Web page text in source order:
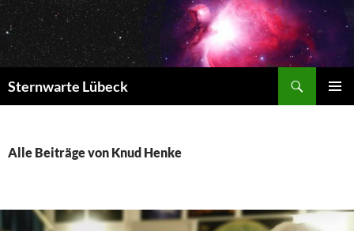
Zum
Inhalt
springen
Sternwarte Lübeck
Alle Beiträge von Knud Henke